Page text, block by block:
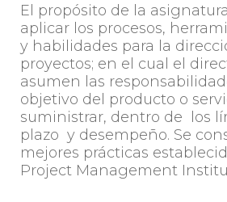
El propósito de la
aplicar los procesos,
y habilidades para la
proyectos; en el cual el
asumen las
objetivo del producto o
suministrar, dentro de los
plazo y desempeño. Se
mejores prácticas
Project Management